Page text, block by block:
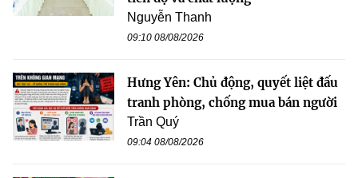
Nguyễn Thanh
09:10 08/08/2026
Hưng Yên: Chủ động, quyết liệt đấu
tranh phòng, chống mua bán người
Trần Quý
09:04 08/08/2026